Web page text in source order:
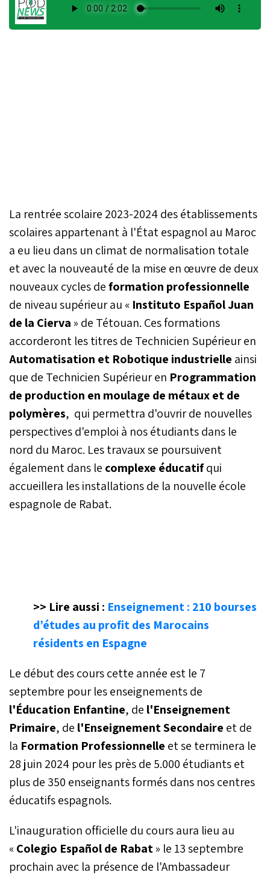
La rentrée scolaire 2023-2024 des établissements
scolaires appartenant à l'État espagnol au Maroc
a eu lieu dans un climat de normalisation totale
et avec la nouveauté de la mise en œuvre de deux
nouveaux cycles deformation professionnelle
de niveau supérieur au « Instituto Español Juan
de la Cierva» de Tétouan. Ces formations
accorderont les titres de Technicien Supérieur en
Automatisation et Robotique industrielle ainsi
que de Technicien Supérieur en Programmation
de production en moulage de métaux et de
polymères, qui permettra d'ouvrir de nouvelles
perspectives d'emploi à nos étudiants dans le
nord du Maroc. Les travaux se poursuivent
également dans le complexe éducatifqui
accueillera les installations de la nouvelle école
espagnole de Rabat.
>> Lire aussi : Enseignement : 210 bourses
d’études au profit des Marocains
résidents en Espagne
Le début des cours cette année est le 7
septembre pour les enseignements de
l'Éducation Enfantine, de l'Enseignement
Primaire, de l'Enseignement Secondaire et de
la Formation Professionnelle et se terminera le
28 juin 2024 pour les près de 5.000 étudiants et
plus de 350 enseignants formés dans nos centres
éducatifs espagnols.
L'inauguration officielle du cours aura lieu au
«Colegio Español de Rabat» le 13 septembre
prochain avec la présence de l'Ambassadeur